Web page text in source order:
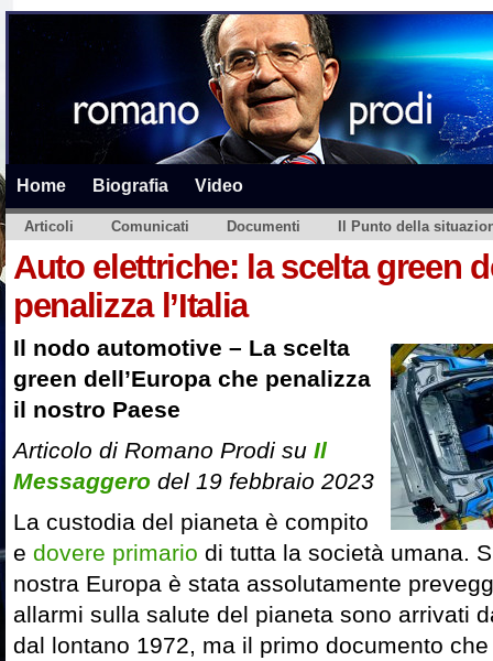
Home Biografia Video
Articoli Comunicati Documenti Il Punto della
Auto elettriche: la scelta green
penalizza l’Italia
Il nodo automotive – La scelta
green dell’Europa che penalizza
il nostro Paese
Articolo di Romano Prodi su Il
Messaggero del 19 febbraio 2023
La custodia del pianeta è compito
e dovere primario di tutta la società umana.
nostra Europa è stata assolutamente
allarmi sulla salute del pianeta sono arrivati
dal lontano 1972, ma il primo documento